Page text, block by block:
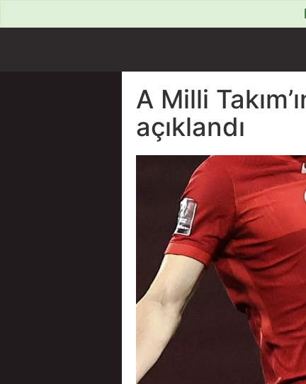
A Milli
açıklandı